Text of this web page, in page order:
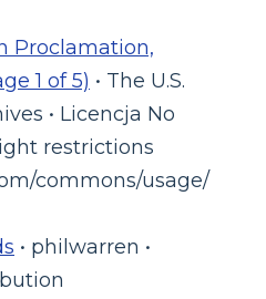
Proclamation,
1 of 5) • The U.S.
• Licencja No
restrictions
commons/usage/
• philwarren •